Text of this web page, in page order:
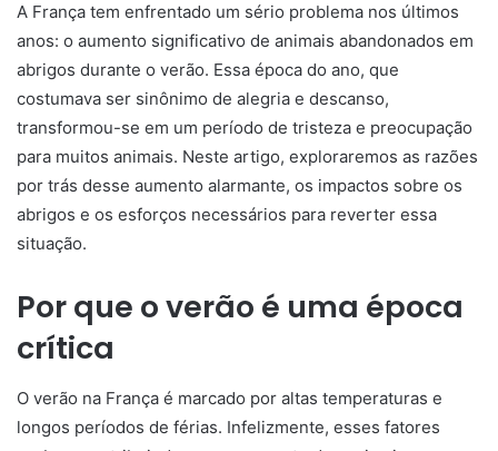
A França tem enfrentado um sério problema nos últimos
anos: o aumento significativo de animais abandonados em
abrigos durante o verão. Essa época do ano, que
costumava ser sinônimo de alegria e descanso,
transformou-se em um período de tristeza e preocupação
para muitos animais. Neste artigo, exploraremos as razões
por trás desse aumento alarmante, os impactos sobre os
abrigos e os esforços necessários para reverter essa
situação.
Por que o verão é uma época
crítica
O verão na França é marcado por altas temperaturas e
longos períodos de férias. Infelizmente, esses fatores